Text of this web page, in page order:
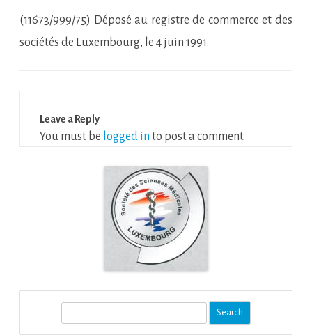
(11673/999/75) Déposé au registre de commerce et des
sociétés de Luxembourg, le 4 juin 1991.
Leave a Reply
You must be logged in to post a comment.